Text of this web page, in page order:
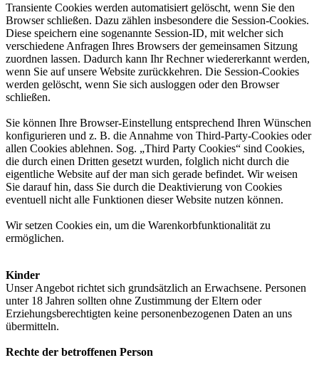
Transiente Cookies werden automatisiert gelöscht, wenn Sie den
Browser schließen. Dazu zählen insbesondere die Session-Cookies.
Diese speichern eine sogenannte Session-ID, mit welcher sich
verschiedene Anfragen Ihres Browsers der gemeinsamen Sitzung
zuordnen lassen. Dadurch kann Ihr Rechner wiedererkannt werden,
wenn Sie auf unsere Website zurückkehren. Die Session-Cookies
werden gelöscht, wenn Sie sich ausloggen oder den Browser
schließen.
Sie können Ihre Browser-Einstellung entsprechend Ihren Wünschen
konfigurieren und z. B. die Annahme von Third-Party-Cookies oder
allen Cookies ablehnen. Sog. „Third Party Cookies“ sind Cookies,
die durch einen Dritten gesetzt wurden, folglich nicht durch die
eigentliche Website auf der man sich gerade befindet. Wir weisen
Sie darauf hin, dass Sie durch die Deaktivierung von Cookies
eventuell nicht alle Funktionen dieser Website nutzen können.
Wir setzen Cookies ein, um die Warenkorbfunktionalität zu
ermöglichen.
Kinder
Unser Angebot richtet sich grundsätzlich an Erwachsene. Personen
unter 18 Jahren sollten ohne Zustimmung der Eltern oder
Erziehungsberechtigten keine personenbezogenen Daten an uns
übermitteln.
Rechte der betroffenen Person